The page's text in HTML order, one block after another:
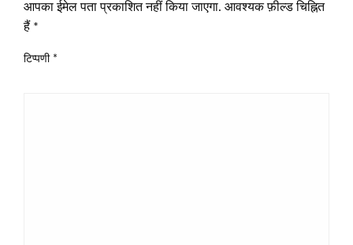
आपका ईमेल पता प्रकाशित नहीं किया जाएगा. आवश्यक फ़ील्ड चिह्नित
हैं *
टिप्पणी *